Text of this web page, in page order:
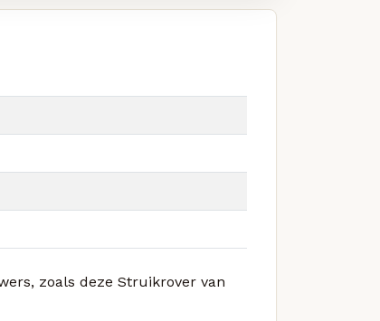
zoals deze Struikrover van